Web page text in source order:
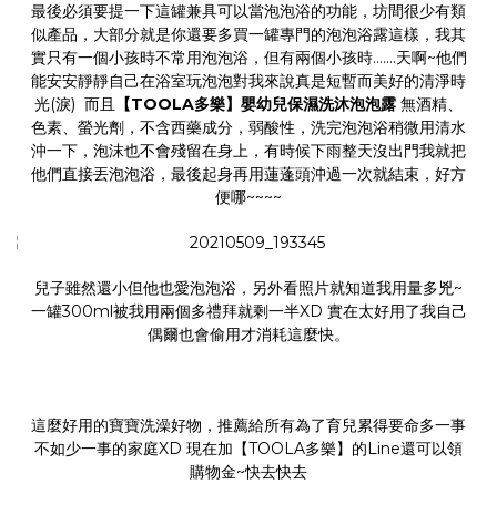
最後必須要提一下這罐兼具可以當泡泡浴的功能，坊間很少有類
似產品，大部分就是你還要多買一罐專門的泡泡浴露這樣，我其
實只有一個小孩時不常用泡泡浴，但有兩個小孩時…….天啊~他們
能安安靜靜自己在浴室玩泡泡對我來說真是短暫而美好的清淨時
光(淚) 而且
【TOOLA多樂】嬰幼兒保濕洗沐泡泡露 無酒精、
色素、螢光劑，不含西藥成分，弱酸性，洗完泡泡浴稍微用清水
沖一下，泡沫也不會殘留在身上，有時候下雨整天沒出門我就把
他們直接丟泡泡浴，最後起身再用蓮蓬頭沖過一次就結束，好方
便哪~~~~
兒子雖然還小但他也愛泡泡浴，另外看照片就知道我用量多兇~
一罐300ml被我用兩個多禮拜就剩一半XD 實在太好用了我自己
偶爾也會偷用才消耗這麼快。
這麼好用的寶寶洗澡好物，推薦給所有為了育兒累得要命多一事
不如少一事的家庭XD 現在加【TOOLA多樂】的 Line還可以領
購物金~快去快去